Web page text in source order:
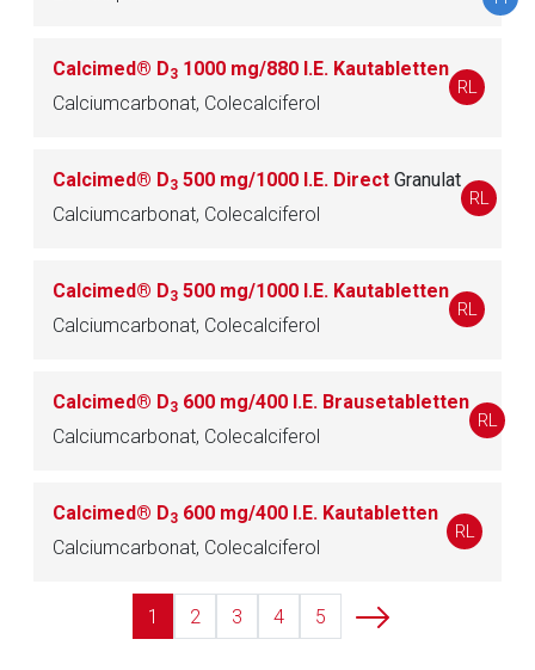
Calcimed® D3 1000 mg/880 I.E. Kautabletten
Calciumcarbonat, Colecalciferol
RL
Calcimed® D3 500 mg/1000 I.E. Direct Granulat
Calciumcarbonat, Colecalciferol
RL
Calcimed® D3 500 mg/1000 I.E. Kautabletten
Calciumcarbonat, Colecalciferol
RL
Calcimed® D3 600 mg/400 I.E. Brausetabletten
Calciumcarbonat, Colecalciferol
RL
Calcimed® D3 600 mg/400 I.E. Kautabletten
Calciumcarbonat, Colecalciferol
RL
1 2 3 4 5